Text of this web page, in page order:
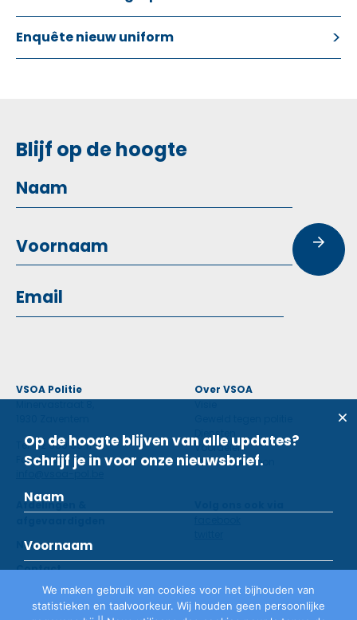
Enquête nieuw uniform
We maken gebruik van cookies voor het bijhouden van
statistieken en taalvoorkeur. Wij houden geen persoonlijke
Blijf op de hoogte
VSOA Politie
Tel: 02 660 59 11
Fax: 02 660 50 97
info@vsoa-pol.be
Over VSOA
Diensten
Voordelen
Contactpersoon
Afdelingen &
Nieuws
Contact
Lid worden
Op de hoogte blijven van alle updates?
Schrijf je in voor onze nieuwsbrief.